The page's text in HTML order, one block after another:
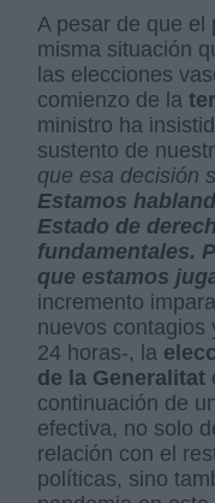
A pesar de que el
misma situación
las elecciones
comienzo de la
ministro ha
sustento de
que esa decisión
Estamos
Estado de
fundamentales.
que estamos
incremento
nuevos contagios
24 horas-, la
de la Generalitat
continuación de
efectiva, no solo
relación con el
políticas, sino